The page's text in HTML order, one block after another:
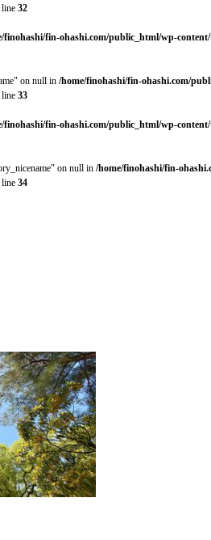
32
finohashi/fin-ohashi.com/public_html/wp-
on null in /home/finohashi/fin-ohashi.com/
33
finohashi/fin-ohashi.com/public_html/wp-
on null in /home/finohashi/fin-
34